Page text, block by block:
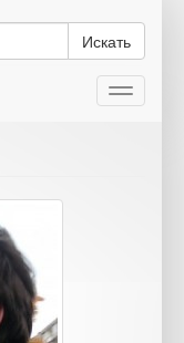
Искать
Toggle